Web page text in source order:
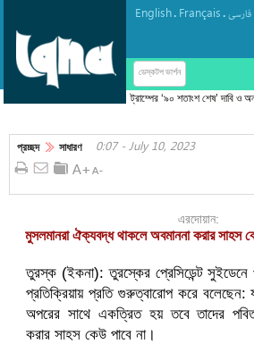
English. Français.فارسی
ডেস্কটপ ভার্শন
ট্রাম্পের ‘৯০ শতাংশ শেষ’ দাবি ও
প্রচ্ছদ সাধারণ 0:07 - July 10, 2023
এরদোয়ান:
মুসলমানরা ঐক্যবদ্ধ থাকলে অবমাননা করার সাহস
তুরস্ক (ইকনা): তুরস্কের প্রেসিডেন্ট
প্রতিক্রিয়ায় প্রতি গুরুত্বারোপ করে
অপরের সাথে একত্রিত হয় তবে তাদের
করার সাহস কেউ পাবে না।